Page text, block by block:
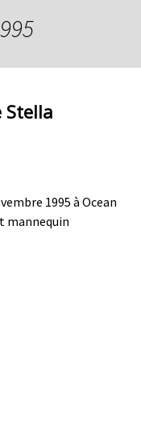
Stella
1995 à Ocean
mannequin